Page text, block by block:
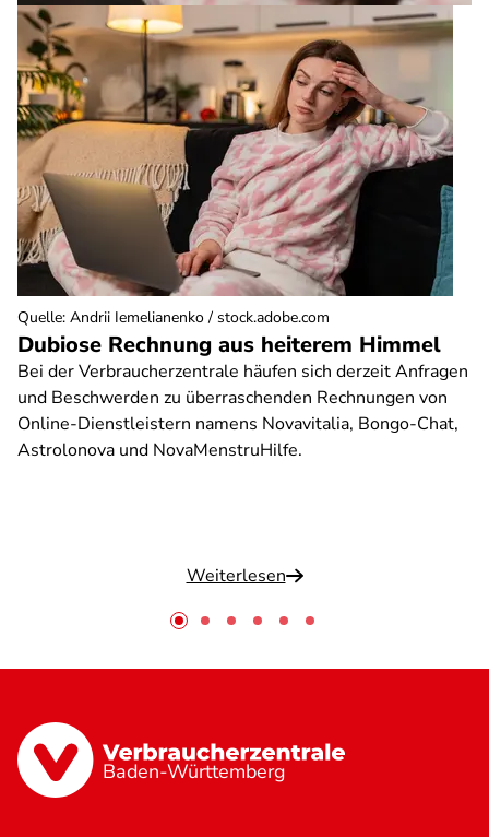
Dubiose Rechnung aus heiterem Himmel
Bei der Verbraucherzentrale häufen sich derzeit Anfragen
und Beschwerden zu überraschenden Rechnungen von
Online-Dienstleistern namens Novavitalia, Bongo-Chat,
Astrolonova und NovaMenstruHilfe.
Weiterlesen
Quelle: Andrii Iemelianenko / stock.adobe.com
Baden-Württemberg